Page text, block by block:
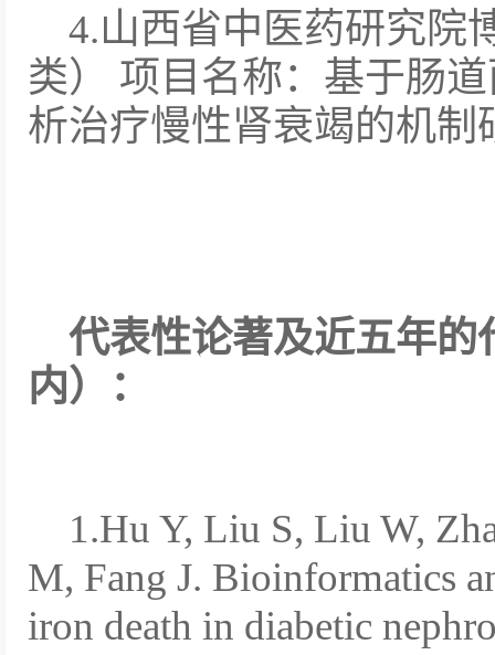
4.山西省中医药研究院
类） 项目名称：基于肠
析治疗慢性肾衰竭的机制
代表性论著及近五年的
内）：
1.Hu Y, Liu S, Liu W,
M, Fang J. Bioinformatics
iron death in diabetic